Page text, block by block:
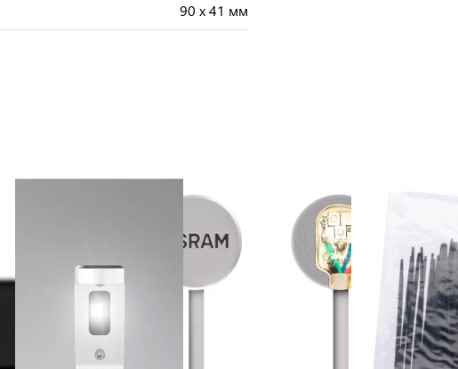
90 x 41 мм